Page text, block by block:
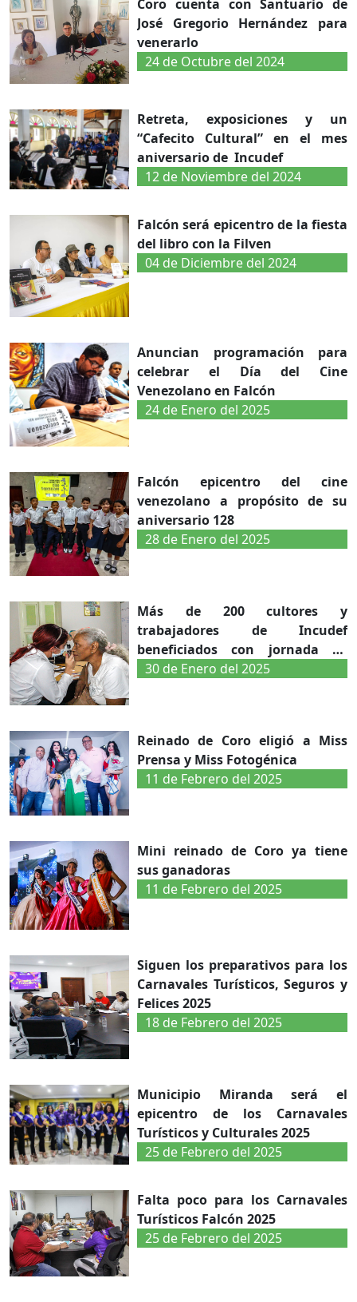
Coro cuenta con Santuario de
José Gregorio Hernández para
venerarlo
24 de Octubre del 2024
Retreta, exposiciones y un
“Cafecito Cultural” en el mes
aniversario de Incudef
12 de Noviembre del 2024
Falcón será epicentro de la fiesta
del libro con la Filven
04 de Diciembre del 2024
Anuncian programación para
celebrar el Día del Cine
Venezolano en Falcón
24 de Enero del 2025
Falcón epicentro del cine
venezolano a propósito de su
aniversario 128
28 de Enero del 2025
Más de 200 cultores y
trabajadores de Incudef
beneficiados con jornada de
salud integral
30 de Enero del 2025
Reinado de Coro eligió a Miss
Prensa y Miss Fotogénica
11 de Febrero del 2025
Mini reinado de Coro ya tiene
sus ganadoras
11 de Febrero del 2025
Siguen los preparativos para los
Carnavales Turísticos, Seguros y
Felices 2025
18 de Febrero del 2025
Municipio Miranda será el
epicentro de los Carnavales
Turísticos y Culturales 2025
25 de Febrero del 2025
Falta poco para los Carnavales
Turísticos Falcón 2025
25 de Febrero del 2025